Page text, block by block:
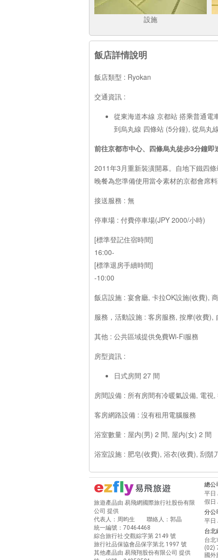
設施
飯店詳情說明
飯店類型 : Ryokan
交通資訊 :
從東海道本線 京都站 搭乘普通電
到烏丸線 四條站 (5分鐘), 從烏丸
前往京都市中心、四條烏丸徒步3分鐘即
2011年3月重新裝潢開幕。自地下鐵四
晚餐為您準備使用當令素材的京都會席料
接送服務 : 無
停車場 : 付費停車場(JPY 2000/小時)
[標準登記住宿時間]
16:00-
[標準退房手續時間]
-10:00
飯店設施 : 宴會廳, 卡拉OK設施(收費),
服務，活動設施 : 客房服務, 按摩(收費),
其他 : 公共區域提供免費Wi-Fi服務
房型資訊 :
日式房間 27 間
房間設備 : 所有房間有冷暖氣設備, 電視
客房網路設備 : 沒有租用電腦服務
浴室數量 : 屋内(男) 2 間, 屋内(女) 2 間
浴室設施 : 肥皂(收費), 浴衣(收費), 刮鬍